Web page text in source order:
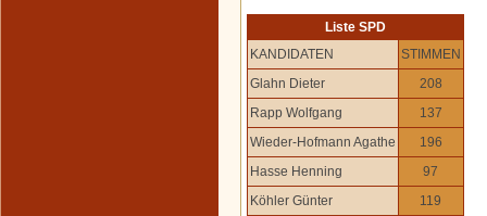
Liste SPD
KANDIDATEN
STIMMEN
Glahn Dieter
208
Rapp Wolfgang
137
Wieder-Hofmann Agathe
196
Hasse Henning
97
Köhler Günter
119